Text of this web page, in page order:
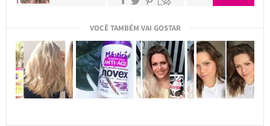
VOCÊ TAMBÉM VAI GOSTAR